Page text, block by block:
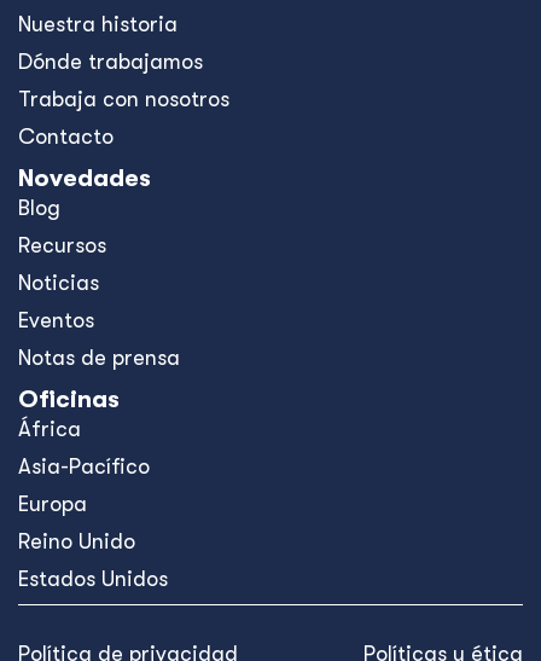
Nuestra historia
Dónde trabajamos
Trabaja con nosotros
Contacto
Novedades
Blog
Recursos
Noticias
Eventos
Notas de prensa
Oficinas
África
Asia-Pacífico
Europa
Reino Unido
Estados Unidos
Política de privacidad Políticas y ética